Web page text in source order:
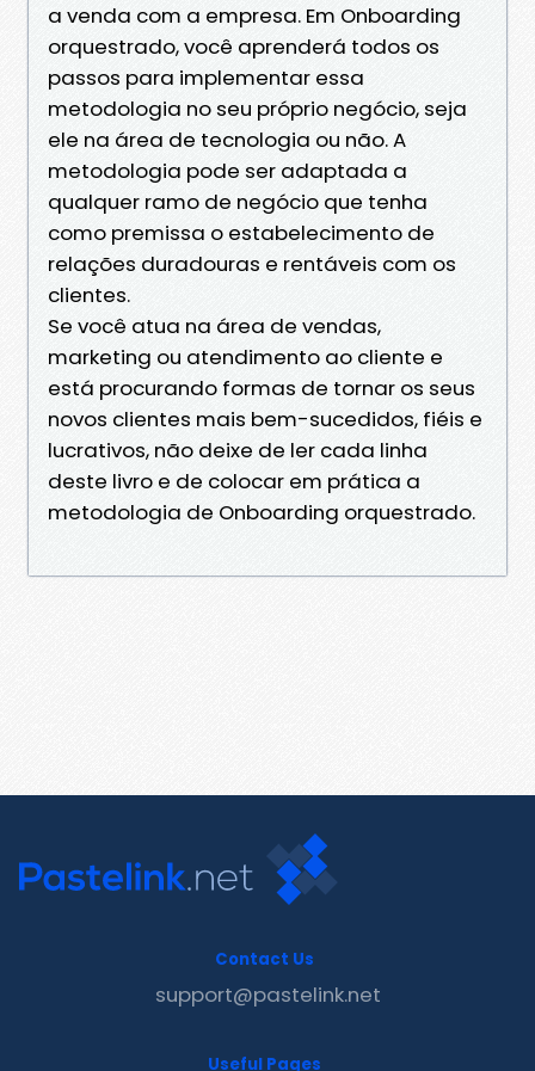
a venda com a empresa. Em Onboarding
orquestrado, você aprenderá todos os
passos para implementar essa
metodologia no seu próprio negócio, seja
ele na área de tecnologia ou não. A
metodologia pode ser adaptada a
qualquer ramo de negócio que tenha
como premissa o estabelecimento de
relações duradouras e rentáveis com os
clientes.
Se você atua na área de vendas,
marketing ou atendimento ao cliente e
está procurando formas de tornar os seus
novos clientes mais bem-sucedidos, fiéis e
lucrativos, não deixe de ler cada linha
deste livro e de colocar em prática a
metodologia de Onboarding orquestrado.
Contact Us
support@pastelink.net
Useful Pages